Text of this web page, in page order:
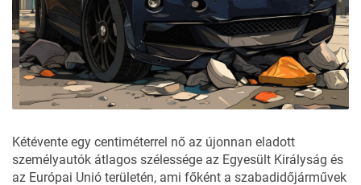
Kétévente egy centiméterrel nő az újonnan eladott
személyautók átlagos szélessége az Egyesült Királyság és
az Európai Unió területén, ami főként a szabadidőjárművek